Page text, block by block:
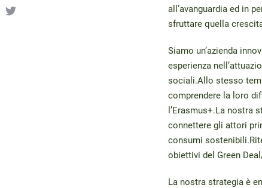
all’avanguardia ed in
sfruttare quella
Siamo un’azienda
esperienza
sociali.Allo stesso
comprendere la loro
l’Erasmus+.La nostra
connettere gli attori
consumi
obiettivi del Green
La nostra strategia è